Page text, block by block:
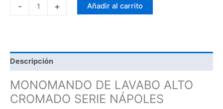
- + Añadir al carrito
Descripción
MONOMANDO DE LAVABO ALTO
CROMADO SERIE NÁPOLES